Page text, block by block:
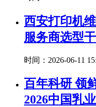
西安打印机
服务商选型
时间：2026-06-11
百年科研 领
2026中国乳